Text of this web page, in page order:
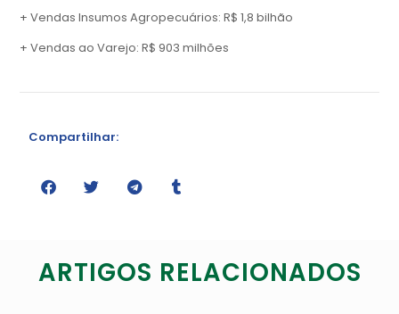
+ Vendas Insumos Agropecuários: R$ 1,8 bilhão
+ Vendas ao Varejo: R$ 903 milhões
Compartilhar:
ARTIGOS RELACIONADOS